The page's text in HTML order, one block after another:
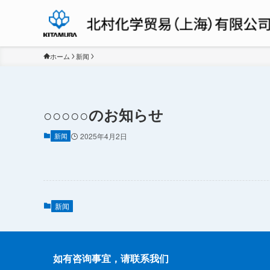
ホーム 新闻
○○○○○のお知らせ
新闻 2025年4月2日
新闻
如有咨询事宜，请联系我们